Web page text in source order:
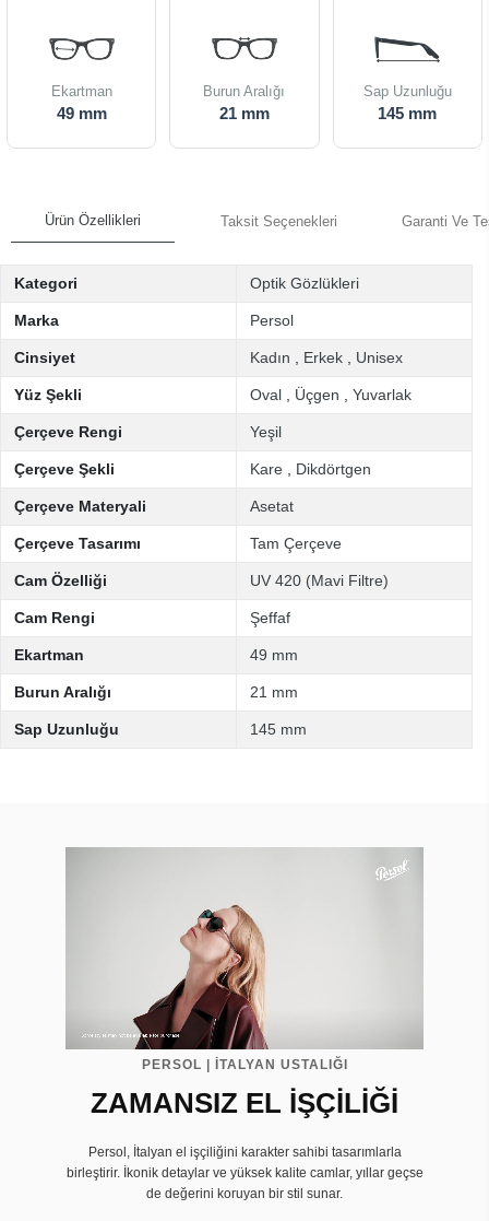
Ekartman
49 mm
Burun Aralığı
21 mm
Sap Uzunluğu
145 mm
Ürün Özellikleri Taksit Seçenekleri Garanti Ve
Kategori Optik Gözlükleri
Marka Persol
Cinsiyet Kadın Erkek Unisex
Yüz Şekli Oval Üçgen Yuvarlak
Çerçeve Rengi Yeşil
Çerçeve Şekli Kare Dikdörtgen
Çerçeve Materyali Asetat
Çerçeve Tasarımı Tam Çerçeve
Cam Özelliği UV 420 (Mavi Filtre)
Cam Rengi Şeffaf
Ekartman 49 mm
Burun Aralığı 21 mm
Sap Uzunluğu 145 mm
PERSOL | İTALYAN USTALIĞI
ZAMANSIZ EL İŞÇİLİĞİ
Persol, İtalyan el işçiliğini karakter sahibi tasarımlarla
birleştirir. İkonik detaylar ve yüksek kalite camlar, yıllar geçse
de değerini koruyan bir stil sunar.